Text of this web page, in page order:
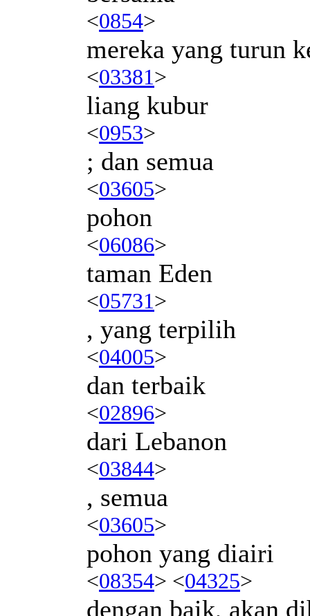
<0854>
mereka yang turun
<03381>
liang kubur
<0953>
; dan semua
<03605>
pohon
<06086>
taman Eden
<05731>
, yang terpilih
<04005>
dan terbaik
<02896>
dari Lebanon
<03844>
, semua
<03605>
pohon yang diairi
<08354> <04325>
dengan baik, akan